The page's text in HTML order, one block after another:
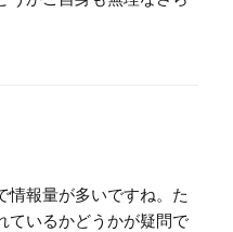
情報量が多いですね。た
ているかどうかが疑問で